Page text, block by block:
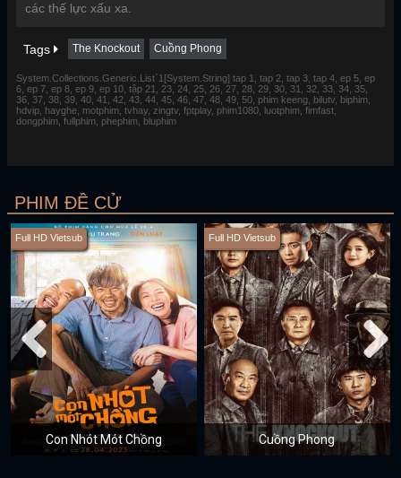
các thế lực xấu xa.
Tags The Knockout Cuồng Phong
System.Collections.Generic.List`1[System.String] tap 1, tap 2, tap 3, tap 4, ep 5, ep
6, ep 7, ep 8, ep 9, ep 10, tập 21, 23, 24, 25, 26, 27, 28, 29, 30, 31, 32, 33, 34, 35,
36, 37, 38, 39, 40, 41, 42, 43, 44, 45, 46, 47, 48, 49, 50, phim keeng, bilutv, biphim,
hdvip, hayghe, motphim, tvhay, zingtv, fptplay, phim1080, luotphim, fimfast,
dongphim, fullphim, phephim, bluphim
PHIM ĐỀ CỬ
Full HD Vietsub
Con Nhót Mót Chồng
Full HD Vietsub
Cuồng Phong